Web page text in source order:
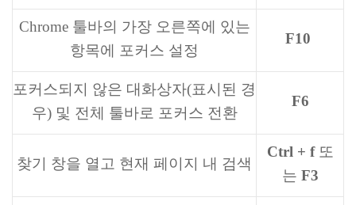
Chrome 툴바의 가장 오른쪽에 있는
항목에 포커스 설정
F10
포커스되지 않은 대화상자(표시된 경
우) 및 전체 툴바로 포커스 전환
F6
찾기 창을 열고 현재 페이지 내 검색
Ctrl + f 또
는 F3